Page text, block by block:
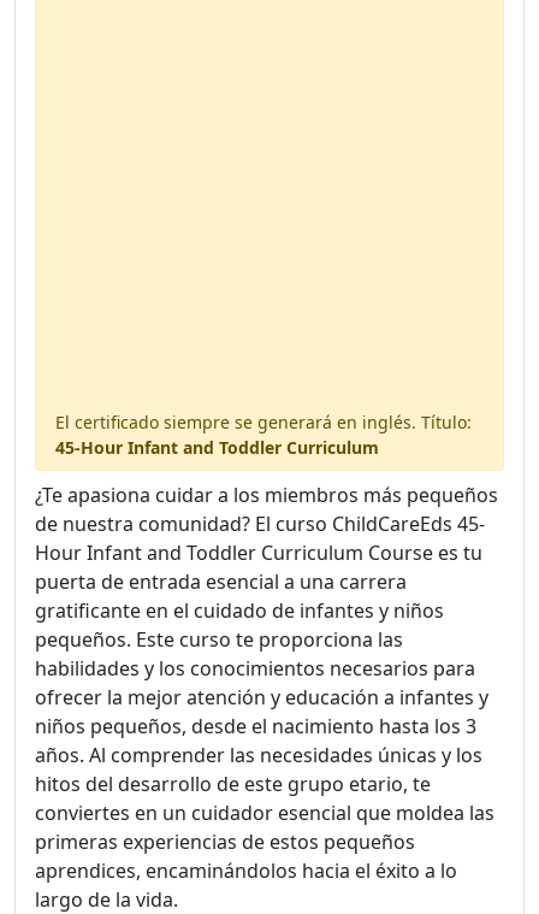
El certificado siempre se generará en inglés. Título:
45-Hour Infant and Toddler Curriculum
¿Te apasiona cuidar a los miembros más pequeños
de nuestra comunidad? El curso ChildCareEds 45-
Hour Infant and Toddler Curriculum Course es tu
puerta de entrada esencial a una carrera
gratificante en el cuidado de infantes y niños
pequeños. Este curso te proporciona las
habilidades y los conocimientos necesarios para
ofrecer la mejor atención y educación a infantes y
niños pequeños, desde el nacimiento hasta los 3
años. Al comprender las necesidades únicas y los
hitos del desarrollo de este grupo etario, te
conviertes en un cuidador esencial que moldea las
primeras experiencias de estos pequeños
aprendices, encaminándolos hacia el éxito a lo
largo de la vida.